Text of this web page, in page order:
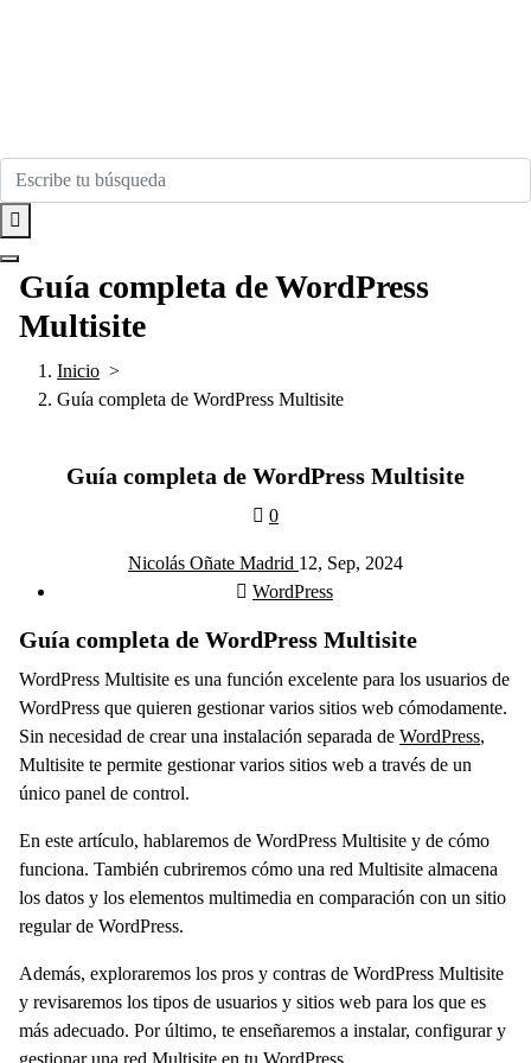
Guía completa de WordPress
Multisite
Inicio >
Guía completa de WordPress Multisite
Guía completa de WordPress Multisite
0
Nicolás Oñate Madrid 12, Sep, 2024
WordPress
Guía completa de WordPress Multisite
WordPress Multisite es una función excelente para los usuarios de
WordPress que quieren gestionar varios sitios web cómodamente.
Sin necesidad de crear una instalación separada de WordPress,
Multisite te permite gestionar varios sitios web a través de un
único panel de control.
En este artículo, hablaremos de WordPress Multisite y de cómo
funciona. También cubriremos cómo una red Multisite almacena
los datos y los elementos multimedia en comparación con un sitio
regular de WordPress.
Además, exploraremos los pros y contras de WordPress Multisite
y revisaremos los tipos de usuarios y sitios web para los que es
más adecuado. Por último, te enseñaremos a instalar, configurar y